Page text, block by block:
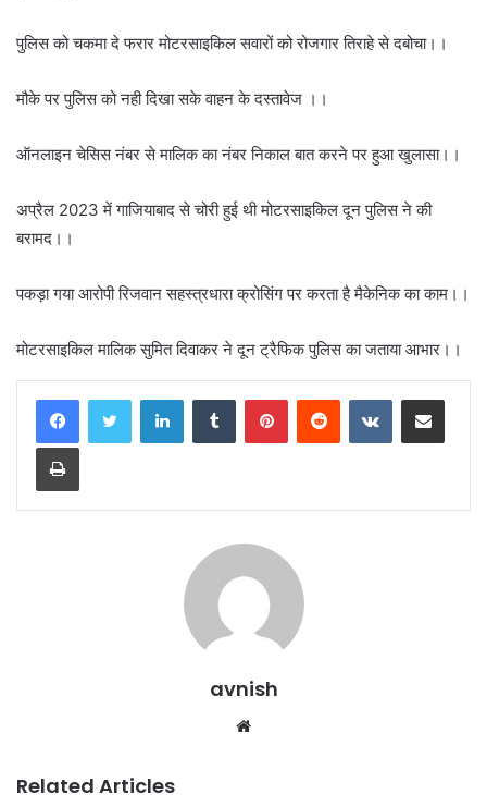
पुलिस को चकमा दे फरार मोटरसाइकिल सवारों को रोजगार तिराहे से दबोचा।।
मौके पर पुलिस को नही दिखा सके वाहन के दस्तावेज ।।
ऑनलाइन चेसिस नंबर से मालिक का नंबर निकाल बात करने पर हुआ खुलासा।।
अप्रैल 2023 में गाजियाबाद से चोरी हुई थी मोटरसाइकिल दून पुलिस ने की
बरामद।।
पकड़ा गया आरोपी रिजवान सहस्त्रधारा क्रोसिंग पर करता है मैकेनिक का काम।।
मोटरसाइकिल मालिक सुमित दिवाकर ने दून ट्रैफिक पुलिस का जताया आभार।।
LinkedInTumblr PinterestReddit VKontakteShare via Email
Print
avnish
Related Articles